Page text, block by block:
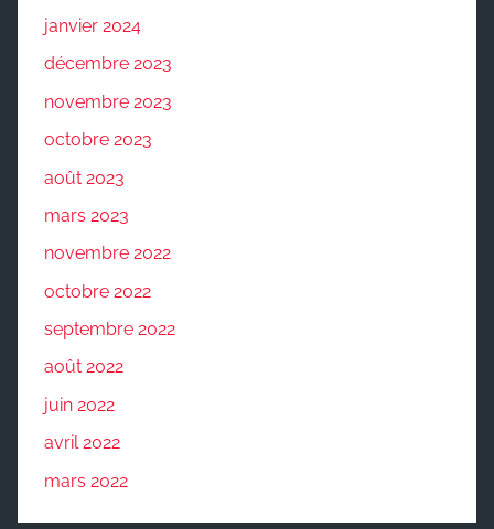
janvier 2024
décembre 2023
novembre 2023
octobre 2023
août 2023
mars 2023
novembre 2022
octobre 2022
septembre 2022
août 2022
juin 2022
avril 2022
mars 2022